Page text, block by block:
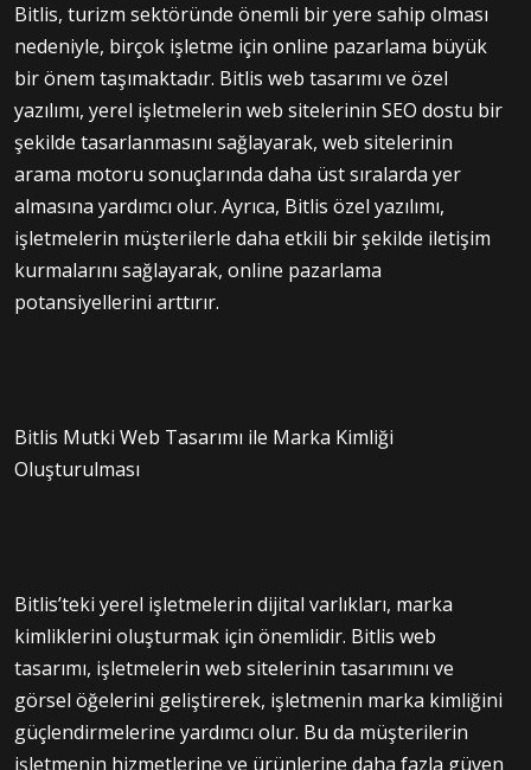
Bitlis, turizm sektöründe önemli bir yere sahip olması
nedeniyle, birçok işletme için online pazarlama büyük
bir önem taşımaktadır. Bitlis web tasarımı ve özel
yazılımı, yerel işletmelerin web sitelerinin SEO dostu bir
şekilde tasarlanmasını sağlayarak, web sitelerinin
arama motoru sonuçlarında daha üst sıralarda yer
almasına yardımcı olur. Ayrıca, Bitlis özel yazılımı,
işletmelerin müşterilerle daha etkili bir şekilde iletişim
kurmalarını sağlayarak, online pazarlama
potansiyellerini arttırır.
Bitlis Mutki Web Tasarımı ile Marka Kimliği
Oluşturulması
Bitlis’teki yerel işletmelerin dijital varlıkları, marka
kimliklerini oluşturmak için önemlidir. Bitlis web
tasarımı, işletmelerin web sitelerinin tasarımını ve
görsel öğelerini geliştirerek, işletmenin marka kimliğini
güçlendirmelerine yardımcı olur. Bu da müşterilerin
işletmenin hizmetlerine ve ürünlerine daha fazla güven